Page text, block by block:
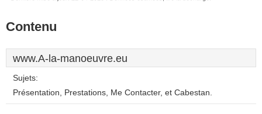
Contenu
www.A-la-manoeuvre.eu
Sujets:
Présentation, Prestations, Me Contacter, et Cabestan.